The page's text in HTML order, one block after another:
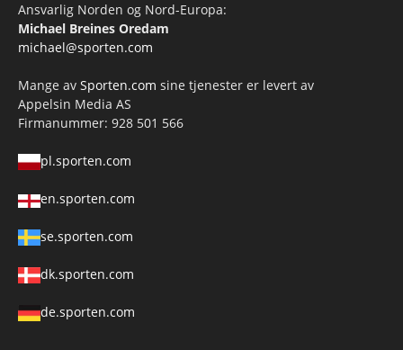
Ansvarlig Norden og Nord-Europa:
Michael Breines Oredam
michael@sporten.com
Mange av Sporten.com sine tjenester er levert av
Appelsin Media AS
Firmanummer: 928 501 566
pl.sporten.com
en.sporten.com
se.sporten.com
dk.sporten.com
de.sporten.com